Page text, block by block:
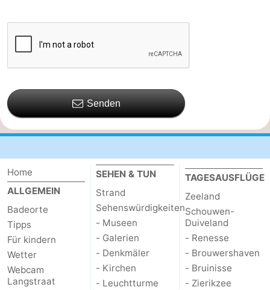
Senden
Home
ALLGEMEIN
Badeorte
Tipps
Für kindern
Wetter
Webcam
Langstraat
SEHEN & TUN
Strand
Sehenswürdigkeiten
- Museen
- Galerien
- Denkmäler
- Kirchen
- Leuchtturme
TAGESAUSFLÜGE
Zeeland
Schouwen-
Duiveland
- Renesse
- Brouwershaven
- Bruinisse
- Zierikzee